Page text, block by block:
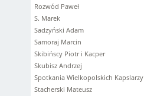
Rozwód Paweł
S. Marek
Sadzyński Adam
Samoraj Marcin
Skibińscy Piotr i Kacper
Skubisz Andrzej
Spotkania Wielkopolskich Kapslarzy
Stacherski Mateusz